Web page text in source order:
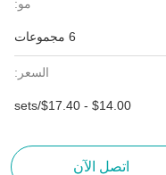
مو:
السعر:
$14.00 - $17.40/sets
اتصل الآن